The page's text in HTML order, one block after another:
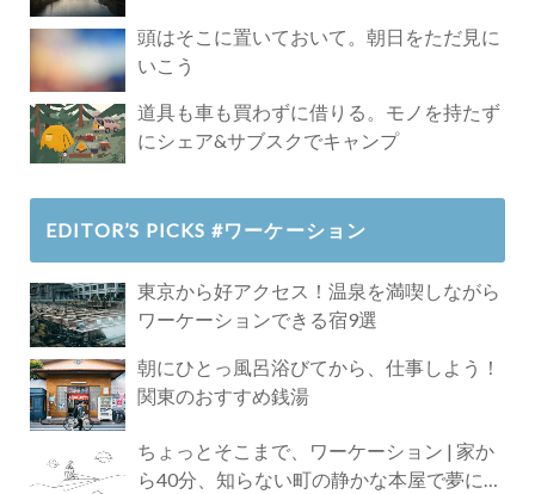
頭はそこに置いておいて。朝日をただ見に
いこう
道具も車も買わずに借りる。モノを持たず
にシェア&サブスクでキャンプ
EDITOR’S PICKS #ワーケーション
東京から好アクセス！温泉を満喫しながら
ワーケーションできる宿9選
朝にひとっ風呂浴びてから、仕事しよう！
関東のおすすめ銭湯
ちょっとそこまで、ワーケーション | 家か
ら40分、知らない町の静かな本屋で夢に近